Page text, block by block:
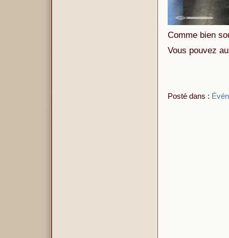
Comme bien
Vous pouvez
Posté dans :